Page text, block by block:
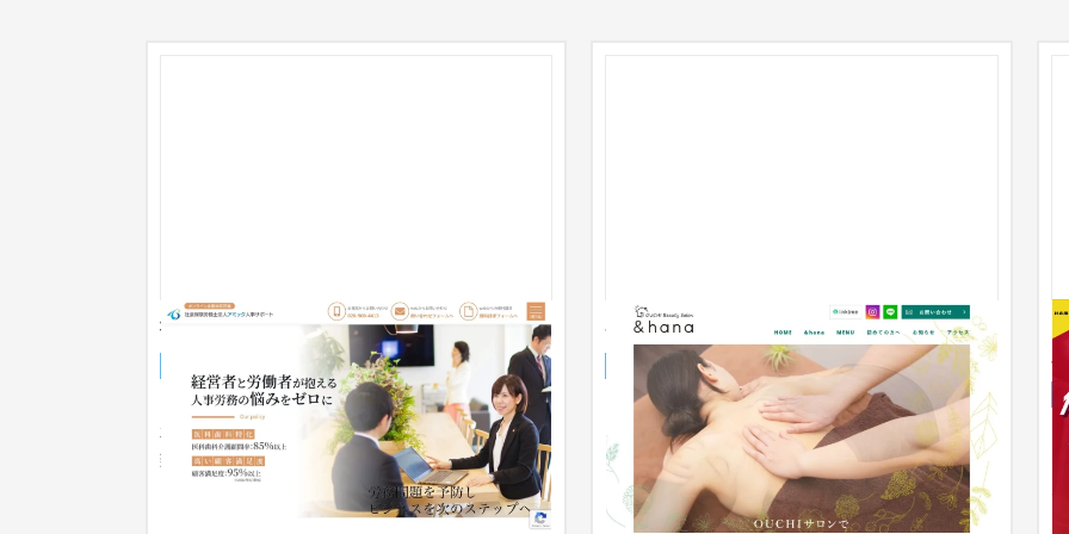
社会保険労務士法人アミック人事サポート
31〜50万円
「女性ファッション誌みたいにしたい！」というご
要望で、きちんと感もありおしゃれなサイトを作成
致しました。
&hana
企業サイト エステ・ネイル 31〜50万円